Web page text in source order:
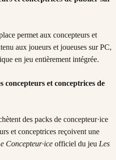
permet aux concepteurs et
aux joueurs et joueuses sur PC,
en jeu entièrement intégrée.
concepteurs et conceptrices de
des packs de concepteur·ice
et conceptrices reçoivent une
Concepteur·ice officiel du jeu Les